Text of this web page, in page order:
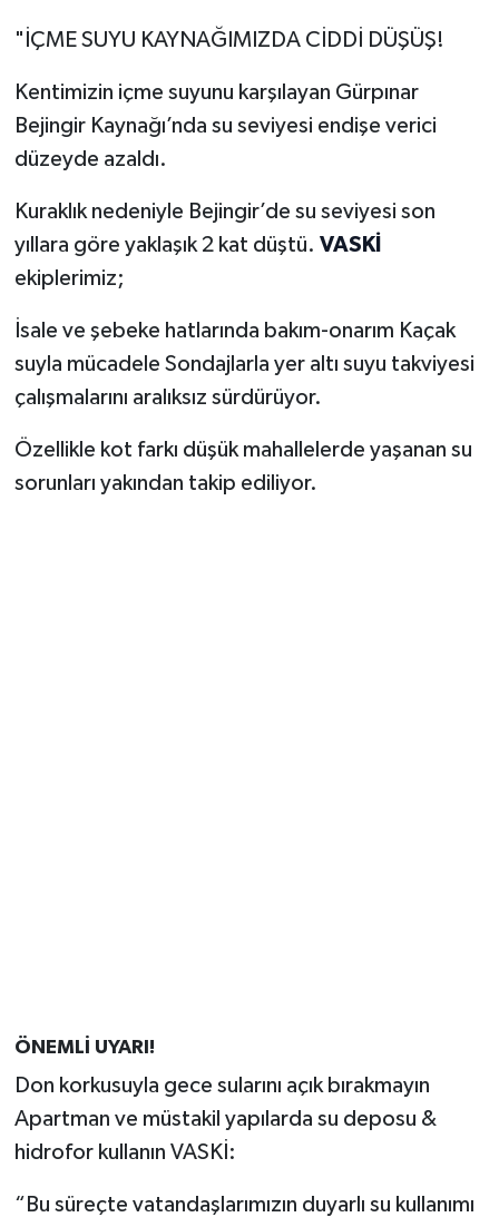
"İÇME SUYU KAYNAĞIMIZDA CİDDİ DÜŞÜŞ!
Kentimizin içme suyunu karşılayan Gürpınar
Bejingir Kaynağı’nda su seviyesi endişe verici
düzeyde azaldı.
Kuraklık nedeniyle Bejingir’de su seviyesi son
yıllara göre yaklaşık 2 kat düştü. VASKİ
ekiplerimiz;
İsale ve şebeke hatlarında bakım-onarım Kaçak
suyla mücadele Sondajlarla yer altı suyu takviyesi
çalışmalarını aralıksız sürdürüyor.
Özellikle kot farkı düşük mahallelerde yaşanan su
sorunları yakından takip ediliyor.
ÖNEMLİ UYARI!
Don korkusuyla gece sularını açık bırakmayın
Apartman ve müstakil yapılarda su deposu &
hidrofor kullanın VASKİ:
“Bu süreçte vatandaşlarımızın duyarlı su kullanımı